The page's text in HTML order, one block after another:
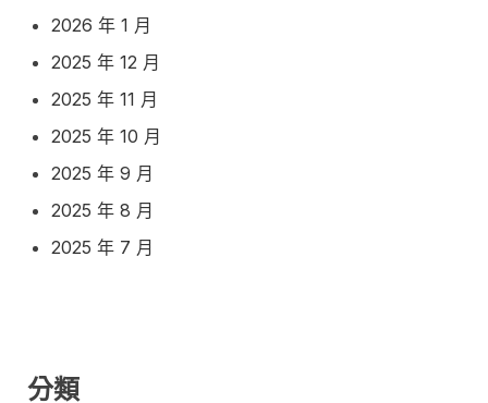
2026 年 1 月
2025 年 12 月
2025 年 11 月
2025 年 10 月
2025 年 9 月
2025 年 8 月
2025 年 7 月
分類